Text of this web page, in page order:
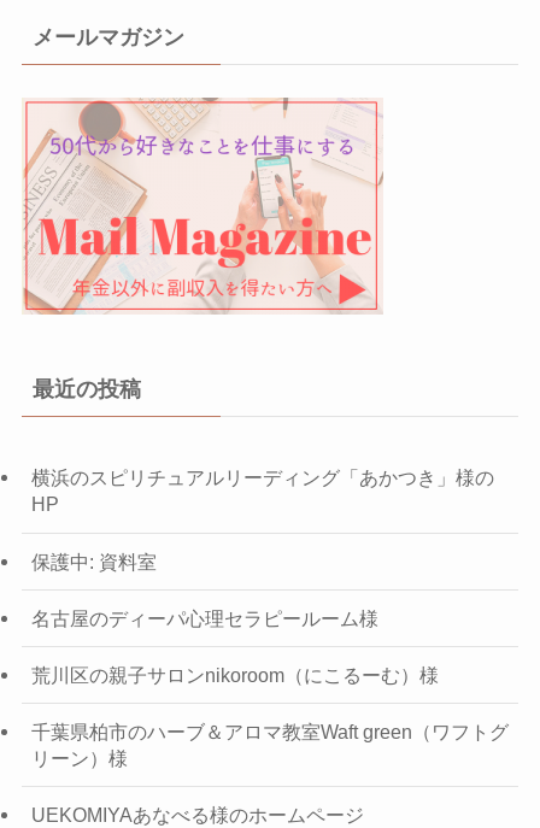
メールマガジン
最近の投稿
横浜のスピリチュアルリーディング「あかつき」様の
HP
保護中: 資料室
名古屋のディーパ心理セラピールーム様
荒川区の親子サロンnikoroom（にこるーむ）様
千葉県柏市のハーブ＆アロマ教室Waft green（ワフトグ
リーン）様
UEKOMIYAあなべる様のホームページ